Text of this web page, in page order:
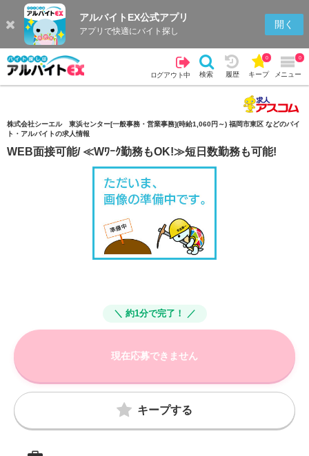
アルバイトEX公式アプリ
アプリで快適にバイト探し
開く
ログアウト中 検索 履歴 キープ
0
メニュー
0
検索 履歴
株式会社シーエル 東浜センター[一般事務・営業事務](時給1,060円～) 福岡市東区 などのバイ
ト・アルバイトの求人情報
WEB面接可能/ ≪Wﾜｰｸ勤務もOK!≫短日数勤務も可能!
＼ 約1分で完了！ ／
現在応募できません
キープする